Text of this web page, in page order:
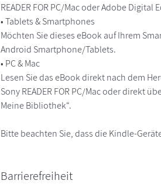
READER FOR PC/Mac oder Adobe
• Tablets & Smartphones
Möchten Sie dieses eBook auf Ihrem
Android Smartphone/Tablets.
• PC & Mac
Lesen Sie das eBook direkt nach dem
Sony READER FOR PC/Mac oder direkt
Meine Bibliothek“.
Bitte beachten Sie, dass die Kindle-
Barrierefreiheit